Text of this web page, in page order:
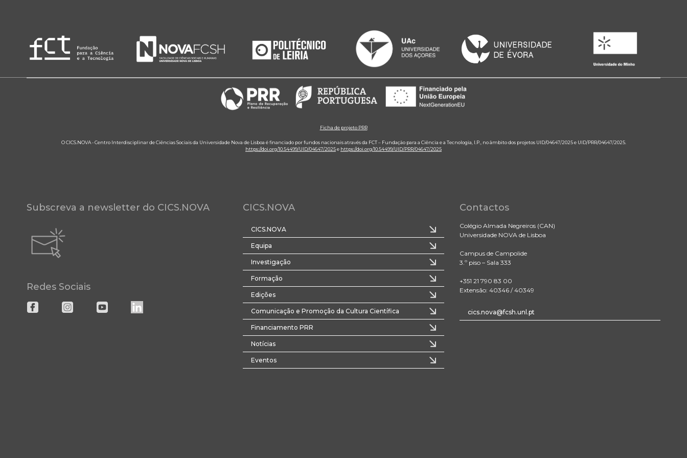
Ficha de projeto PRR
O CICS.NOVA - Centro Interdisciplinar de Ciências Sociais da Universidade Nova de Lisboa é financiado por fundos nacionais através da FCT – Fundação para a Ciência e a Tecnologia, I.P., no âmbito dos projetos UID/04647/2025 e UID/PRR/04647/2025.
https://doi.org/10.54499/UID/04647/2025e https://doi.org/10.54499/UID/PRR/04647/2025
Subscreva a newsletter do CICS.NOVA
Redes Sociais
CICS.NOVA
CICS.NOVA
Equipa
Investigação
Formação
Edições
Comunicação e Promoção da Cultura Científica
Financiamento PRR
Notícias
Eventos
Contactos
Colégio Almada Negreiros (CAN)
Universidade NOVA de Lisboa
Campus de Campolide
3.º piso – Sala 333
+351 21 790 83 00
Extensão: 40346 / 40349
cics.nova@fcsh.unl.pt